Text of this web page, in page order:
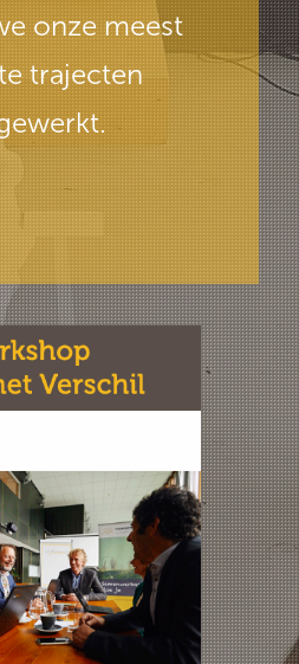
onze meest
trajecten